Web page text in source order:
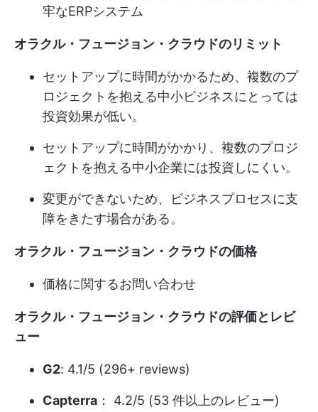
牢なERPシステム
オラクル・フュージョン・クラウドのリミット
セットアップに時間がかかるため、複数のプ
ロジェクトを抱える中小ビジネスにとっては
投資効果が低い。
セットアップに時間がかかり、複数のプロジ
ェクトを抱える中小企業には投資しにくい。
変更ができないため、ビジネスプロセスに支
障をきたす場合がある。
オラクル・フュージョン・クラウドの価格
価格に関するお問い合わせ
オラクル・フュージョン・クラウドの評価とレビ
ュー
G2: 4.1/5 (296+ reviews)
Capterra ： 4.2/5 (53 件以上のレビュー)